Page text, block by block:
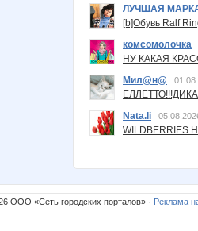
ЛУЧШАЯ
[b]Обувь Ralf
комсомолочка
НУ КАКАЯ
Мил@н@
Nata.li
ООО «Сеть городских порталов» · Реклама